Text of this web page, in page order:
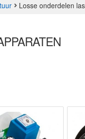
Losse onderdelen